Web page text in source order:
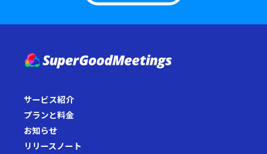
サービス紹介
プランと料金
お知らせ
リリースノート